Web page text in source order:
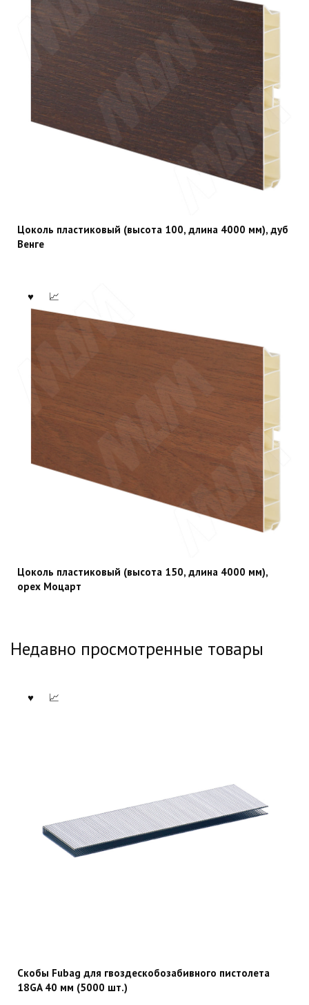
Цоколь пластиковый (высота 100, длина 4000 мм), дуб
Венге
Цоколь пластиковый (высота 150, длина 4000 мм),
орех Моцарт
Недавно просмотренные товары
Скобы Fubag для гвоздескобозабивного пистолета
18GA 40 мм (5000 шт.)